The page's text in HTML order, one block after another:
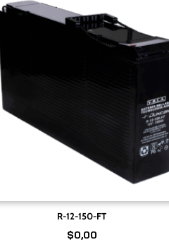
R-12-150-FT
$0,00